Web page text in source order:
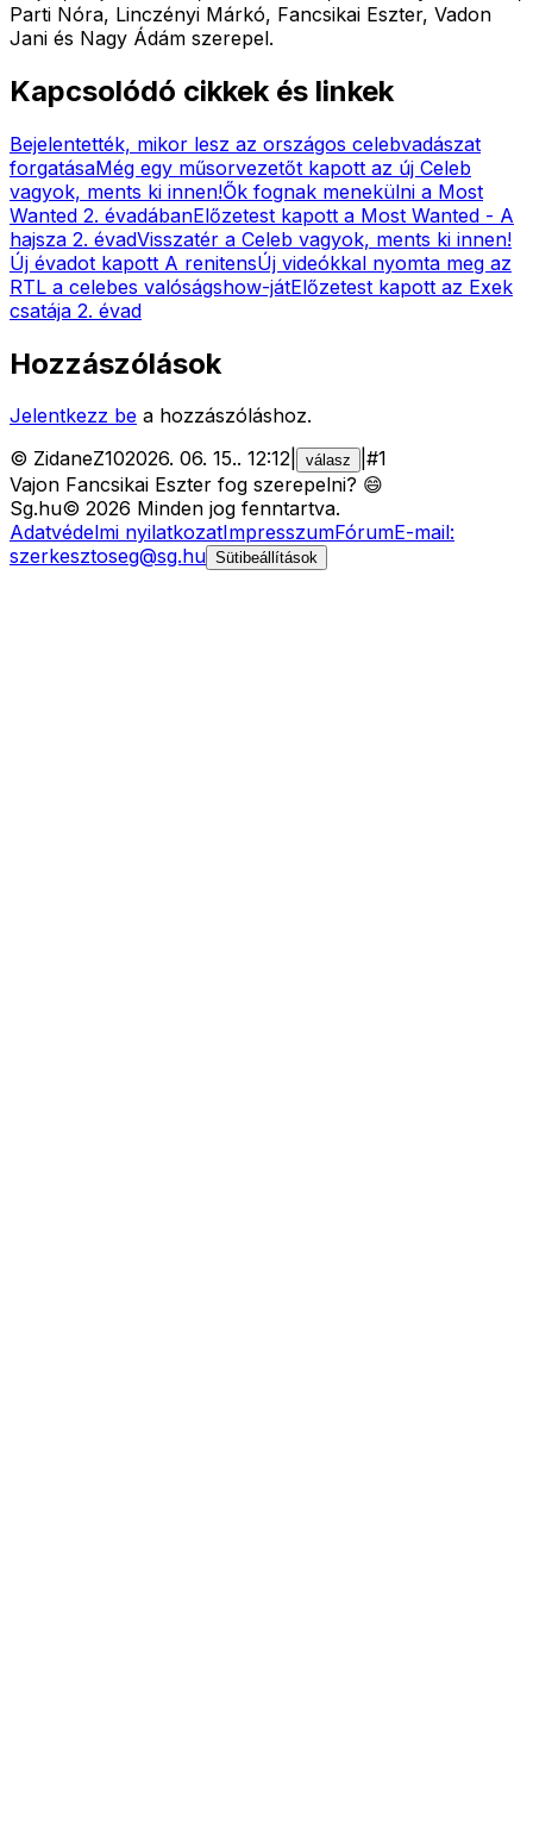
Parti Nóra, Linczényi Márkó, Fancsikai Eszter, Vadon
Jani és Nagy Ádám szerepel.
Kapcsolódó cikkek és linkek
Bejelentették, mikor lesz az országos celebvadászat
forgatásaMég egy műsorvezetőt kapott az új Celeb
vagyok, ments ki innen!Ők fognak menekülni a Most
Wanted 2. évadábanElőzetest kapott a Most Wanted - A
hajsza 2. évadVisszatér a Celeb vagyok, ments ki innen!
Új évadot kapott A renitensÚj videókkal nyomta meg az
RTL a celebes valóságshow-játElőzetest kapott az Exek
csatája 2. évad
Hozzászólások
Jelentkezz be a hozzászóláshoz.
© ZidaneZ102026. 06. 15.. 12:12 válasz #1
Vajon Fancsikai Eszter fog szerepelni? 😄
Sg.hu© 2026 Minden jog fenntartva.
Adatvédelmi nyilatkozatImpresszumFórumE-mail:
szerkesztoseg@sg.hu Sütibeállítások